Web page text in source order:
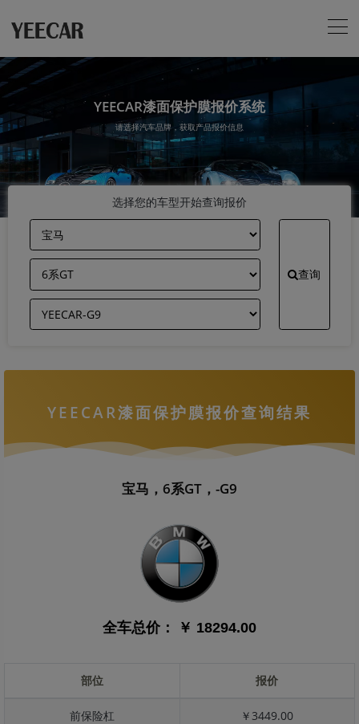
YEECAR漆面保护膜报价系统
请选择汽车品牌，获取产品报价信息
选择您的车型开始查询报价
查询
YEECAR漆面保护膜报价查询结果
宝马，6系GT，-G9
全车总价： ￥ 18294.00
部位 报价
前保险杠 ￥3449.00